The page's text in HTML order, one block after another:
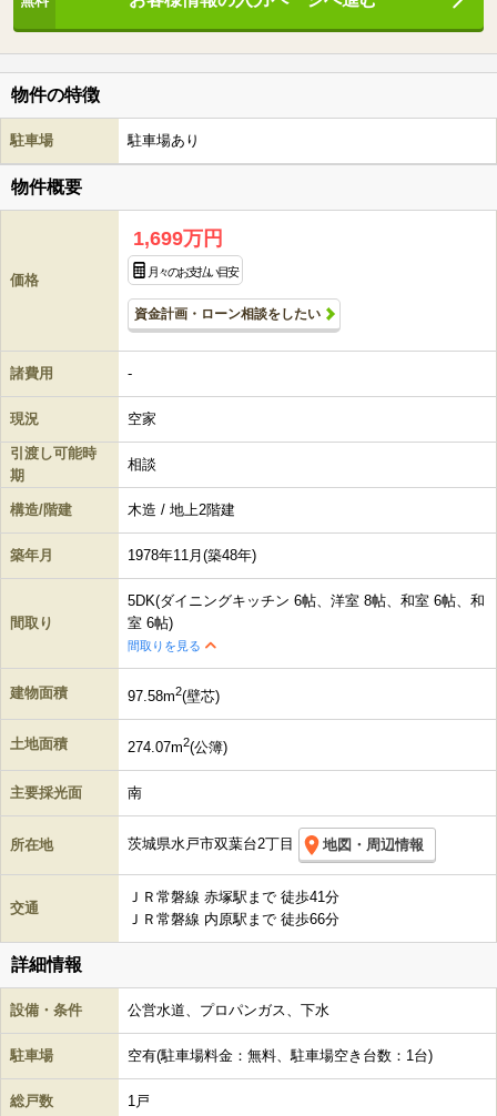
物件の特徴
駐車場 駐車場あり
物件概要
価格
1,699万円
月々のお支払い目安
資金計画・ローン相談をしたい
諸費用 -
現況 空家
引渡し可能時
期
相談
構造/階建 木造 / 地上2階建
築年月 1978年11月(築48年)
間取り
5DK(ダイニングキッチン 6帖、洋室 8帖、和室 6帖、和
室 6帖)
間取りを見る
建物面積 97.58m2(壁芯)
土地面積 274.07m2(公簿)
主要採光面 南
所在地 茨城県水戸市双葉台2丁目 地図・周辺情報
交通
ＪＲ常磐線 赤塚駅まで 徒歩41分
ＪＲ常磐線 内原駅まで 徒歩66分
詳細情報
設備・条件 公営水道、プロパンガス、下水
駐車場 空有(駐車場料金：無料、駐車場空き台数：1台)
総戸数 1戸